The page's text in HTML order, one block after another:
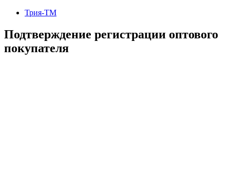
Трия-ТМ
Подтверждение регистрации оптового
покупателя